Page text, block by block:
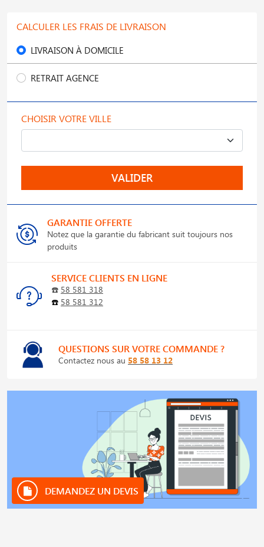
CALCULER LES FRAIS DE LIVRAISON
LIVRAISON À DOMICILE
RETRAIT AGENCE
CHOISIR VOTRE VILLE
VALIDER
GARANTIE OFFERTE
Notez que la garantie du fabricant suit toujours nos
produits
SERVICE CLIENTS EN LIGNE
☎️ 58 581 318
☎️ 58 581 312
QUESTIONS SUR VOTRE COMMANDE ?
Contactez nous au 58 58 13 12
DEMANDEZ UN DEVIS